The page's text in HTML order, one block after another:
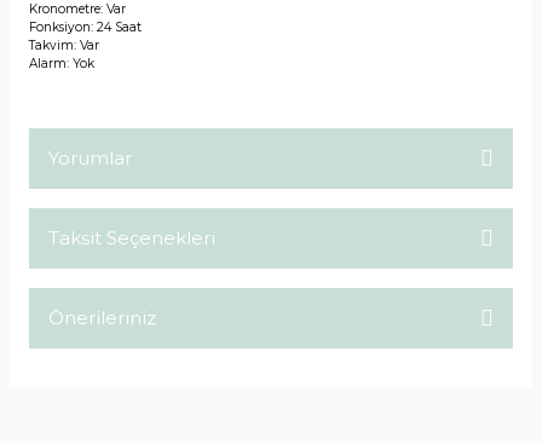
Kronometre: Var
Fonksiyon: 24 Saat
Takvim: Var
Alarm: Yok
Yorumlar
Taksit Seçenekleri
Önerileriniz